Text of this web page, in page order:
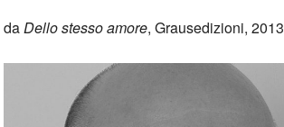
daDello stesso amore, Grausedizioni, 2013